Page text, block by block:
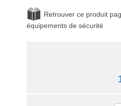
Retrouver ce produit
équipements de sécurité